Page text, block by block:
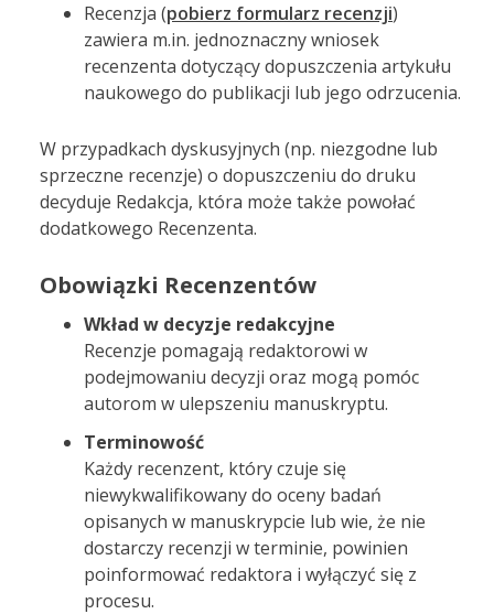
Recenzja (pobierz formularz recenzji)
zawiera m.in. jednoznaczny wniosek
recenzenta dotyczący dopuszczenia artykułu
naukowego do publikacji lub jego odrzucenia.
W przypadkach dyskusyjnych (np. niezgodne lub
sprzeczne recenzje) o dopuszczeniu do druku
decyduje Redakcja, która może także powołać
dodatkowego Recenzenta.
Obowiązki Recenzentów
Wkład w decyzje redakcyjne
Recenzje pomagają redaktorowi w
podejmowaniu decyzji oraz mogą pomóc
autorom w ulepszeniu manuskryptu.
Terminowość
Każdy recenzent, który czuje się
niewykwalifikowany do oceny badań
opisanych w manuskrypcie lub wie, że nie
dostarczy recenzji w terminie, powinien
poinformować redaktora i wyłączyć się z
procesu.